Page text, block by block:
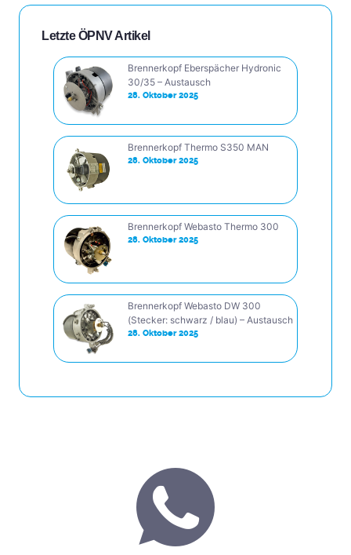
Letzte ÖPNV Artikel
Brennerkopf Eberspächer Hydronic
30/35 – Austausch
28. Oktober 2025
Brennerkopf Thermo S350 MAN
28. Oktober 2025
Brennerkopf Webasto Thermo 300
28. Oktober 2025
Brennerkopf Webasto DW 300
(Stecker: schwarz / blau) – Austausch
28. Oktober 2025